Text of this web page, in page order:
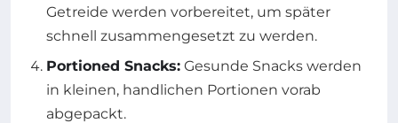
Getreide werden vorbereitet, um später
schnell zusammengesetzt zu werden.
Portioned Snacks: Gesunde Snacks werden
in kleinen, handlichen Portionen vorab
abgepackt.